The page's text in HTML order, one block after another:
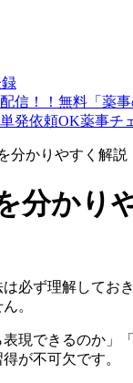
分かりやすく解
分かり
必ず理解してお
。
現できるのか
が不可欠です。